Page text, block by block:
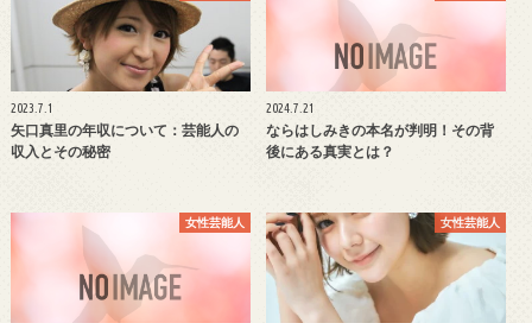
2023.7.1
矢口真里の年収について：芸能人の
収入とその秘密
2024.7.21
ならはしみきの本名が判明！その背
後にある真実とは？
女性芸能人 女性芸能人